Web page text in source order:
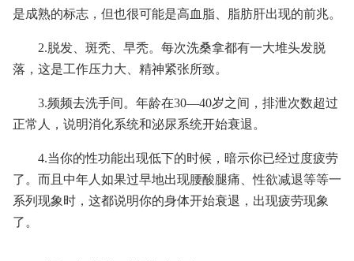
是成熟的标志，但也很可能是高血脂、脂肪肝出现的前兆。
2.脱发、斑秃、早秃。每次洗桑拿都有一大堆头发脱
落，这是工作压力大、精神紧张所致。
3.频频去洗手间。年龄在30—40岁之间，排泄次数超过
正常人，说明消化系统和泌尿系统开始衰退。
4.当你的性功能出现低下的时候，暗示你已经过度疲劳
了。而且中年人如果过早地出现腰酸腿痛、性欲减退等等一
系列现象时，这都说明你的身体开始衰退，出现疲劳现象
了。